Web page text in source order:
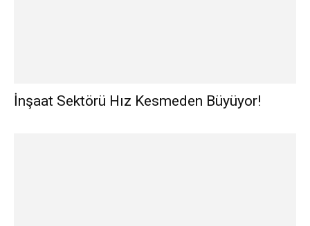
İnşaat Sektörü Hız Kesmeden Büyüyor!